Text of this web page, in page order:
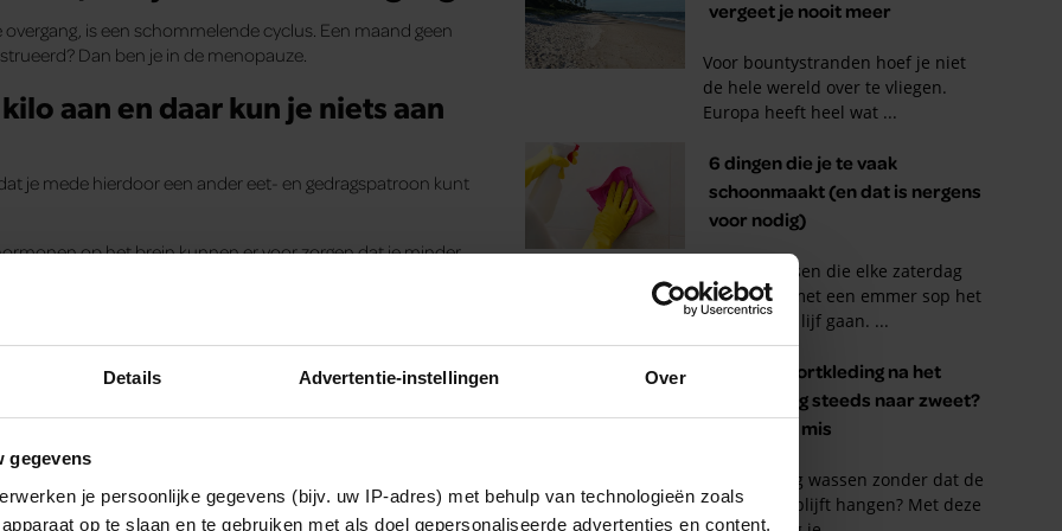
Details Advertentie-instellingen Over
gegevens
je persoonlijke gegevens (bijv. uw IP-adres) met behulp van technologieën zoals
op te slaan en te gebruiken met als doel gepersonaliseerde advertenties en content,
is een schommelende cyclus. Een maand geen
Dan ben je in de menopauze.
aan en daar kun je niets aan
je mede hierdoor een ander eet- en gedragspatroon kunt
op het brein kunnen er voor zorgen dat je minder
eten en bewegen.
kun je prima op een gezond gewicht blijven. Kijk niet
en pak je stressfactoren aan!
met een ontspannen vibe het najaar in te gaan’
door opvliegers
van temperatuurwisselingen, opvliegers kunt ervaren.